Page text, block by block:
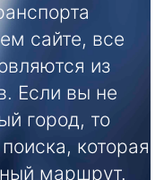
сайте, все
из
Если вы не
город, то
которая
маршрут.